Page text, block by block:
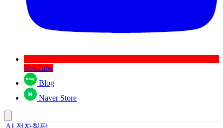
YouTube
Blog
Naver Store
AI 전자칠판